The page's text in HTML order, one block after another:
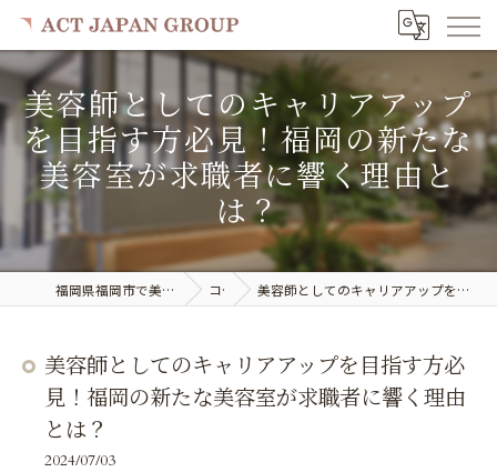
美容師としてのキャリアアップ
を目指す方必見！福岡の新たな
美容室が求職者に響く理由と
は？
福岡県福岡市で美容室の求人ならACT JAPAN GROUP コラム 美容師としてのキャリアアップを目指す方必見！福岡の新たな美容室が求職者に響く理由とは？
美容師としてのキャリアアップを目指す方必
見！福岡の新たな美容室が求職者に響く理由
とは？
2024/07/03